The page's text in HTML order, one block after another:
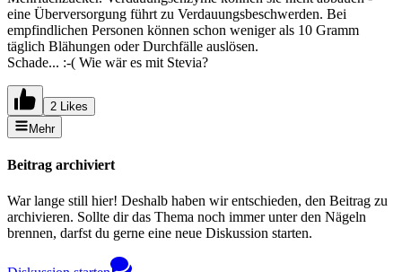
eine Überversorgung führt zu Verdauungsbeschwerden. Bei
empfindlichen Personen können schon weniger als 10 Gramm
täglich Blähungen oder Durchfälle auslösen.
Schade... :-( Wie wär es mit Stevia?
2 Likes
Mehr
Beitrag archiviert
War lange still hier! Deshalb haben wir entschieden, den Beitrag zu
archivieren. Sollte dir das Thema noch immer unter den Nägeln
brennen, darfst du gerne eine neue Diskussion starten.